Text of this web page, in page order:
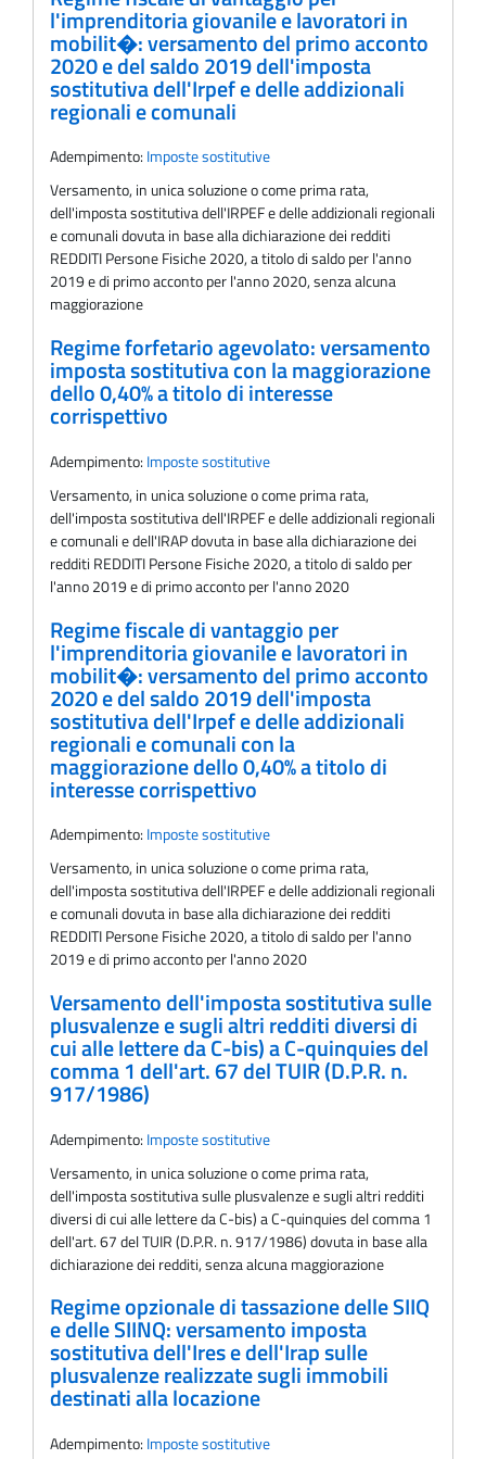
l'imprenditoria giovanile e lavoratori in
mobilit�: versamento del primo acconto
2020 e del saldo 2019 dell'imposta
sostitutiva dell'Irpef e delle addizionali
regionali e comunali
Adempimento: Imposte sostitutive
Versamento, in unica soluzione o come prima rata,
dell'imposta sostitutiva dell'IRPEF e delle addizionali regionali
e comunali dovuta in base alla dichiarazione dei redditi
REDDITI Persone Fisiche 2020, a titolo di saldo per l'anno
2019 e di primo acconto per l'anno 2020, senza alcuna
maggiorazione
Regime forfetario agevolato: versamento
imposta sostitutiva con la maggiorazione
dello 0,40% a titolo di interesse
corrispettivo
Adempimento: Imposte sostitutive
Versamento, in unica soluzione o come prima rata,
dell'imposta sostitutiva dell'IRPEF e delle addizionali regionali
e comunali e dell'IRAP dovuta in base alla dichiarazione dei
redditi REDDITI Persone Fisiche 2020, a titolo di saldo per
l'anno 2019 e di primo acconto per l'anno 2020
Regime fiscale di vantaggio per
l'imprenditoria giovanile e lavoratori in
mobilit�: versamento del primo acconto
2020 e del saldo 2019 dell'imposta
sostitutiva dell'Irpef e delle addizionali
regionali e comunali con la
maggiorazione dello 0,40% a titolo di
interesse corrispettivo
Adempimento: Imposte sostitutive
Versamento, in unica soluzione o come prima rata,
dell'imposta sostitutiva dell'IRPEF e delle addizionali regionali
e comunali dovuta in base alla dichiarazione dei redditi
REDDITI Persone Fisiche 2020, a titolo di saldo per l'anno
2019 e di primo acconto per l'anno 2020
Versamento dell'imposta sostitutiva sulle
plusvalenze e sugli altri redditi diversi di
cui alle lettere da C-bis) a C-quinquies del
comma 1 dell'art. 67 del TUIR (D.P.R. n.
917/1986)
Adempimento: Imposte sostitutive
Versamento, in unica soluzione o come prima rata,
dell'imposta sostitutiva sulle plusvalenze e sugli altri redditi
diversi di cui alle lettere da C-bis) a C-quinquies del comma 1
dell'art. 67 del TUIR (D.P.R. n. 917/1986) dovuta in base alla
dichiarazione dei redditi, senza alcuna maggiorazione
Regime opzionale di tassazione delle SIIQ
e delle SIINQ: versamento imposta
sostitutiva dell'Ires e dell'Irap sulle
plusvalenze realizzate sugli immobili
destinati alla locazione
Adempimento: Imposte sostitutive